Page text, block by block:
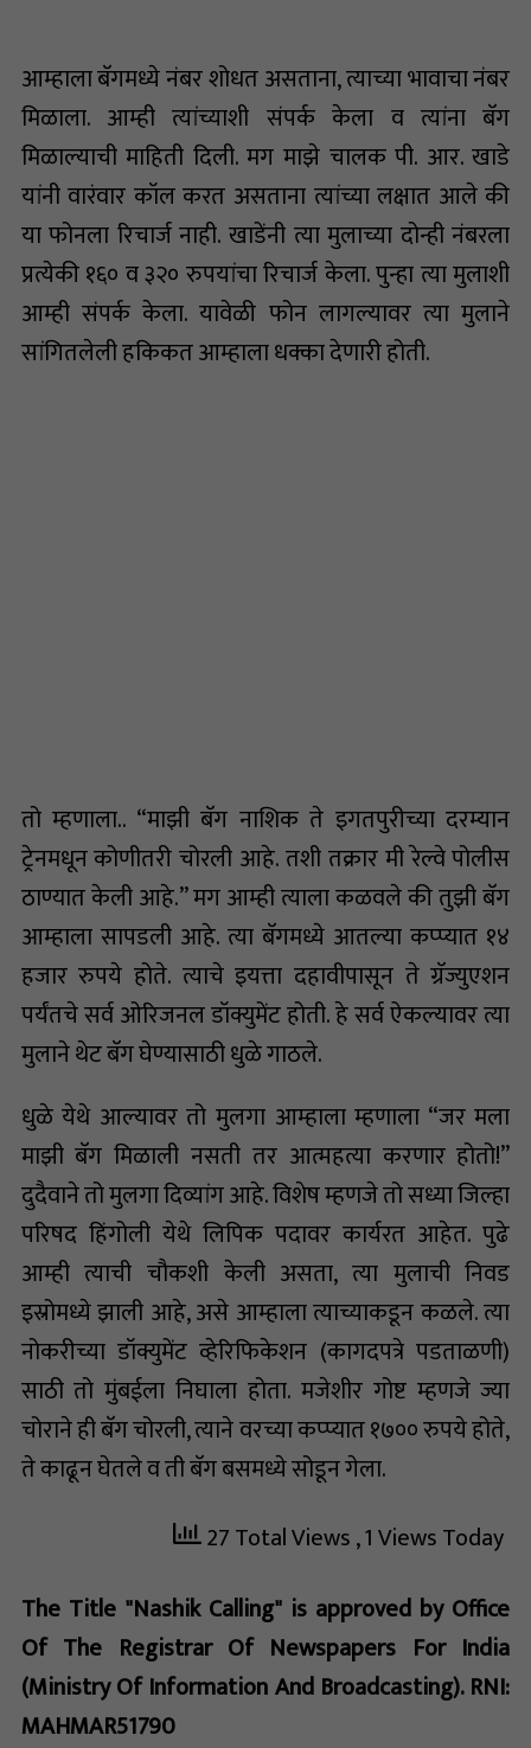
आम्हाला बॅगमध्ये नंबर शोधत असताना, त्याच्या भावाचा नंबर
मिळाला. आम्ही त्यांच्याशी संपर्क केला व त्यांना बॅग
मिळाल्याची माहिती दिली. मग माझे चालक पी. आर. खाडे
यांनी वारंवार कॉल करत असताना त्यांच्या लक्षात आले की
या फोनला रिचार्ज नाही. खाडेंनी त्या मुलाच्या दोन्ही नंबरला
प्रत्येकी १६० व ३२० रुपयांचा रिचार्ज केला. पुन्हा त्या मुलाशी
आम्ही संपर्क केला. यावेळी फोन लागल्यावर त्या मुलाने
सांगितलेली हकिकत आम्हाला धक्का देणारी होती.
तो म्हणाला.. “माझी बॅग नाशिक ते इगतपुरीच्या दरम्यान
ट्रेनमधून कोणीतरी चोरली आहे. तशी तक्रार मी रेल्वे पोलीस
ठाण्यात केली आहे.” मग आम्ही त्याला कळवले की तुझी बॅग
आम्हाला सापडली आहे. त्या बॅगमध्ये आतल्या कप्प्यात १४
हजार रुपये होते. त्याचे इयत्ता दहावीपासून ते ग्रॅज्युएशन
पर्यंतचे सर्व ओरिजनल डॉक्युमेंट होती. हे सर्व ऐकल्यावर त्या
मुलाने थेट बॅग घेण्यासाठी धुळे गाठले.
धुळे येथे आल्यावर तो मुलगा आम्हाला म्हणाला “जर मला
माझी बॅग मिळाली नसती तर आत्महत्या करणार होतो!”
दुदैवाने तो मुलगा दिव्यांग आहे. विशेष म्हणजे तो सध्या जिल्हा
परिषद हिंगोली येथे लिपिक पदावर कार्यरत आहेत. पुढे
आम्ही त्याची चौकशी केली असता, त्या मुलाची निवड
इस्रोमध्ये झाली आहे, असे आम्हाला त्याच्याकडून कळले. त्या
नोकरीच्या डॉक्युमेंट व्हेरिफिकेशन (कागदपत्रे पडताळणी)
साठी तो मुंबईला निघाला होता. मजेशीर गोष्ट म्हणजे ज्या
चोराने ही बॅग चोरली, त्याने वरच्या कप्प्यात १७०० रुपये होते,
ते काढून घेतले व ती बॅग बसमध्ये सोडून गेला.
27 Total Views, 1 Views Today
The Title "Nashik Calling" is approved by Office
Of The Registrar Of Newspapers For India
(Ministry Of Information And Broadcasting). RNI:
MAHMAR51790